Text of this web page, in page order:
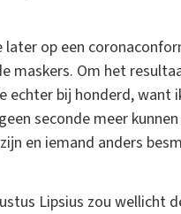
later op een
maskers. Om het
echter bij honderd,
seconde meer
en iemand anders
Lipsius zou wellicht